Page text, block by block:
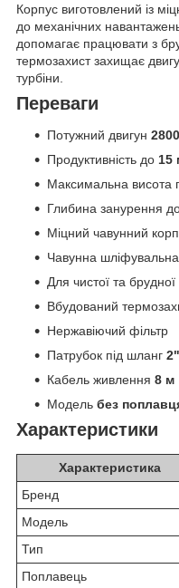
Корпус виготовлений із
до механічних
допомагає працювати з
термозахист захищає
турбіни.
Переваги
Потужний двигун
Продуктивність до 15
Максимальна висота
Глибина занурення
Міцний чавунний
Чавунна шліфувальна
Для чистої та
Вбудований
Нержавіючий фільтр
Патрубок під шланг 2"
Кабель живлення 8 м
Модель без
Характеристики
Характеристика
Бренд
Модель
Тип
Поплавець